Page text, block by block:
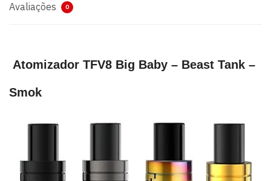
Avaliações 0
Atomizador TFV8 Big Baby – Beast Tank –
Smok